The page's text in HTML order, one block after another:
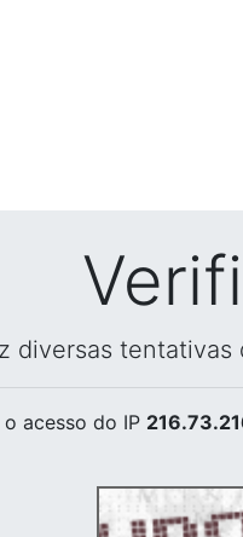
diversas
acesso do IP